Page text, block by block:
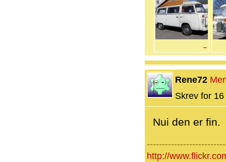
→
Rene72
Skrev for
Nui den er fin.
http://